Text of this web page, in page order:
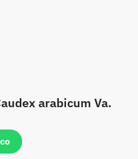
arabicum Va.